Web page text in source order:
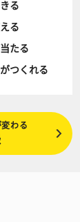
る
る
たる
つくれる
わる